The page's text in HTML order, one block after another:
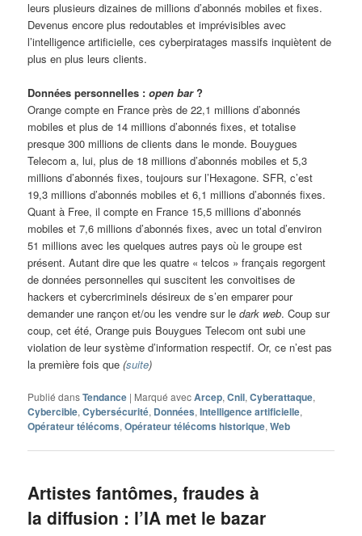
leurs plusieurs dizaines de millions d’abonnés mobiles et fixes.
Devenus encore plus redoutables et imprévisibles avec
l’intelligence artificielle, ces cyberpiratages massifs inquiètent de
plus en plus leurs clients.
Données personnelles :open bar?
Orange compte en France près de 22,1 millions d’abonnés
mobiles et plus de 14 millions d’abonnés fixes, et totalise
presque 300 millions de clients dans le monde. Bouygues
Telecom a, lui, plus de 18 millions d’abonnés mobiles et 5,3
millions d’abonnés fixes, toujours sur l’Hexagone. SFR, c’est
19,3 millions d’abonnés mobiles et 6,1 millions d’abonnés fixes.
Quant à Free, il compte en France 15,5 millions d’abonnés
mobiles et 7,6 millions d’abonnés fixes, avec un total d’environ
51 millions avec les quelques autres pays où le groupe est
présent. Autant dire que les quatre « telcos » français regorgent
de données personnelles qui suscitent les convoitises de
hackers et cybercriminels désireux de s’en emparer pour
demander une rançon et/ou les vendre sur ledark web. Coup sur
coup, cet été, Orange puis Bouygues Telecom ont subi une
violation de leur système d’information respectif. Or, ce n’est pas
la première fois que(suite)
Publié dansTendance | Marqué avecArcep,Cnil,Cyberattaque,
Cybercible,Cybersécurité, Données,Intelligence artificielle,
Opérateur télécoms,Opérateur télécoms historique,Web
Artistes fantômes, fraudes à
la diffusion : l’IA met le bazar